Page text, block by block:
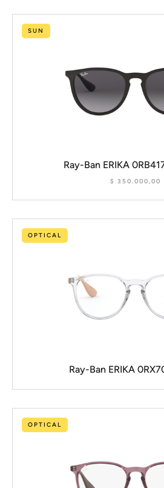
SUN
Ray-Ban ERIKA
$ 350.000,00
OPTICAL
Ray-Ban ERIKA
OPTICAL